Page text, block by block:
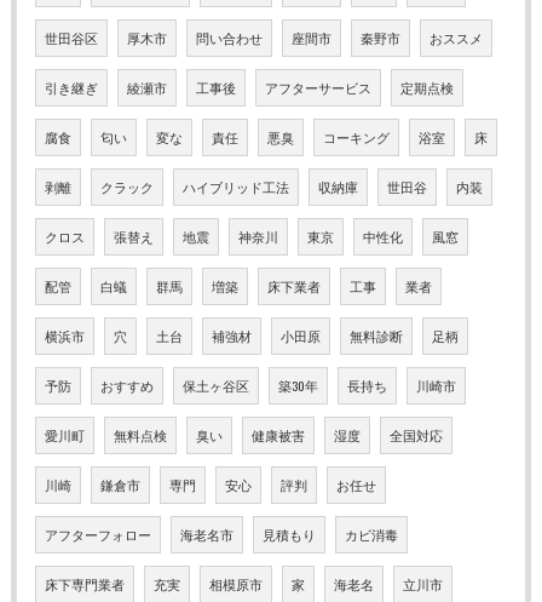
世田谷区 厚木市 問い合わせ 座間市 秦野市 おススメ
引き継ぎ 綾瀬市 工事後 アフターサービス 定期点検
腐食 匂い 変な 責任 悪臭 コーキング 浴室 床
剥離 クラック ハイブリッド工法 収納庫 世田谷 内装
クロス 張替え 地震 神奈川 東京 中性化 風窓
配管 白蟻 群馬 増築 床下業者 工事 業者
横浜市 穴 土台 補強材 小田原 無料診断 足柄
予防 おすすめ 保土ヶ谷区 築30年 長持ち 川崎市
愛川町 無料点検 臭い 健康被害 湿度 全国対応
川崎 鎌倉市 専門 安心 評判 お任せ
アフターフォロー 海老名市 見積もり カビ消毒
床下専門業者 充実 相模原市 家 海老名 立川市